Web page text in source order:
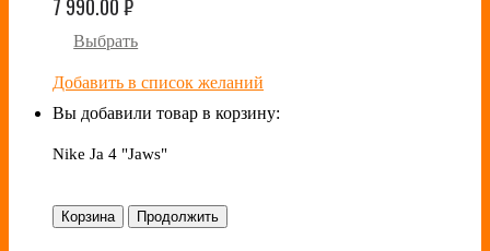
7 990.00₽
Выбрать
Добавить в список желаний
Вы добавили товар в корзину:
Nike Ja 4 "Jaws"
Корзина Продолжить